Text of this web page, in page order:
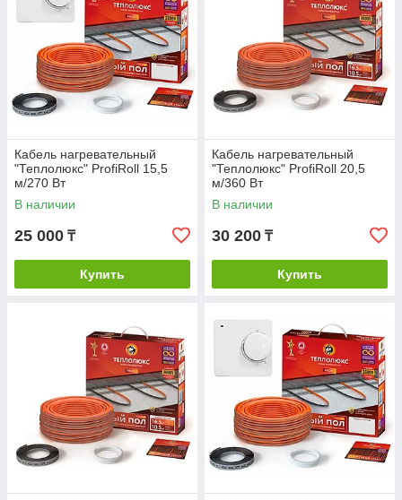
Кабель нагревательный
"Теплолюкс" ProfiRoll 15,5
м/270 Вт
В наличии
25 000 ₸
Купить
Кабель нагревательный
"Теплолюкс" ProfiRoll 20,5
м/360 Вт
В наличии
30 200 ₸
Купить